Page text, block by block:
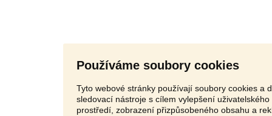
Používáme soubory cookies
Tyto webové stránky používají soubory cookies a
sledovací nástroje s cílem vylepšení uživatelského
prostředí, zobrazení přizpůsobeného obsahu a